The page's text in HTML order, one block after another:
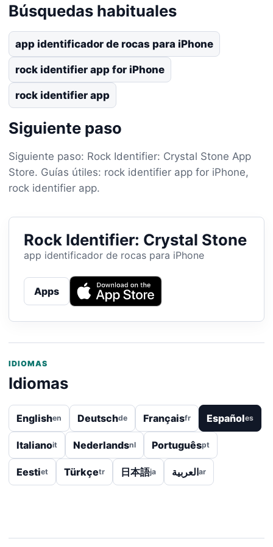
Búsquedas habituales
app identificador de rocas para iPhone
rock identifier app for iPhone
rock identifier app
Siguiente paso
Siguiente paso: Rock Identifier: Crystal Stone App
Store. Guías útiles: rock identifier app for iPhone,
rock identifier app.
Rock Identifier: Crystal Stone
app identificador de rocas para iPhone
Apps
IDIOMAS
Idiomas
Englishen Deutschde Françaisfr Españoles
Italianoit Nederlandsnl Portuguêspt
Eestiet Türkçetr 日本語ja العربيةar